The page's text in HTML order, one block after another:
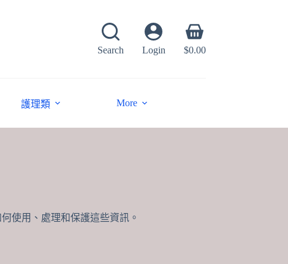
Search Login
Shopping
cart
$0.00
護理類 More
使用、處理和保護這些資訊。